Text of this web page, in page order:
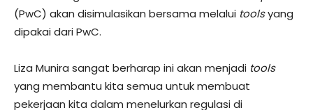
(PwC) akan disimulasikan bersama melalui toolsyang
dipakai dari PwC.
Liza Munira sangat berharap ini akan menjadi tools
yang membantu kita semua untuk membuat
pekerjaan kita dalam menelurkan regulasi di